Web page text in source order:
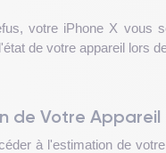
votre iPhone X vous
de votre appareil lors
de Votre Appareil
à l'estimation de